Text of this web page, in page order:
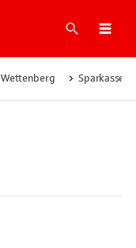
Suche
Wettenberg Sparkasse